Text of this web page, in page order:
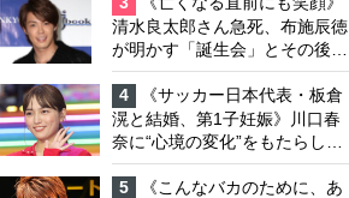
「不安定なところ」
清水良太郎さん急死、布施辰徳
が明かす「誕生会」とその後の
メッセージ
4
《サッカー日本代表・板倉
滉と結婚、第1子妊娠》川口春
奈に“心境の変化”をもたらした
主演映画『ママせか』 身を削
って「がんに蝕まれる母」を演
5
《こんなバカのために、あ